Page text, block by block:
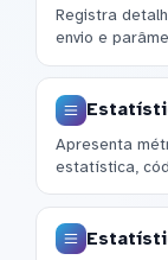
Registra
envio e
Apresenta
estatística,